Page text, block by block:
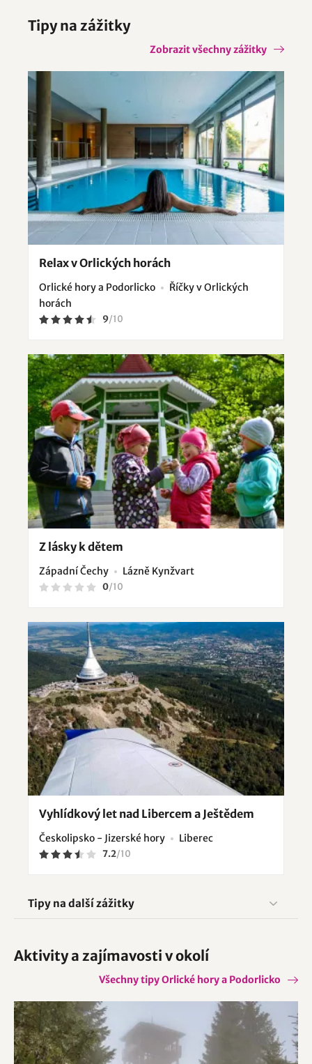
Tipy na zážitky
Zobrazit všechny zážitky
Relax v Orlických horách
Orlické hory a Podorlicko
Říčky v Orlických
horách
9/10
Z lásky k dětem
Západní Čechy Lázně Kynžvart
0/10
Vyhlídkový let nad Libercem a Ještědem
Českolipsko - Jizerské hory Liberec
7.2/10
Tipy na další zážitky
Aktivity a zajímavosti v okolí
Všechny tipy Orlické hory a Podorlicko